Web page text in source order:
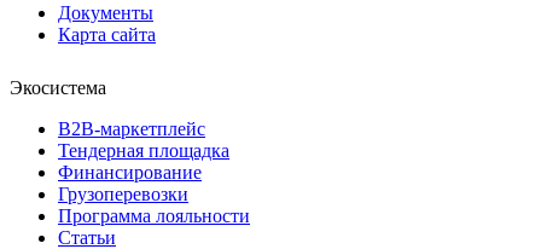
Документы
Карта сайта
Экосистема
B2B‑маркетплейс
Тендерная площадка
Финансирование
Грузоперевозки
Программа лояльности
Статьи